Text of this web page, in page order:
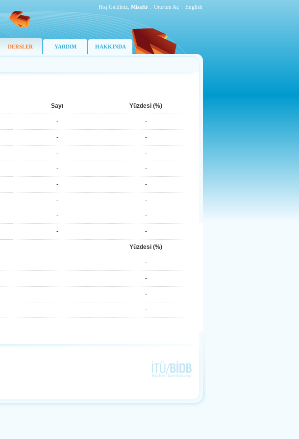
Hoş Geldiniz, Misafir Oturum Aç English
DERSLER YARDIM HAKKINDA
Sayı Yüzdesi (%)
- -
- -
- -
- -
- -
- -
- -
- -
Yüzdesi (%)
-
-
-
-